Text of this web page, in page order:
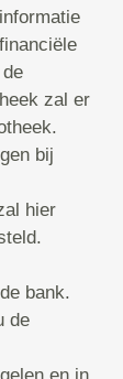
zal er
bij
hier
bank.
de